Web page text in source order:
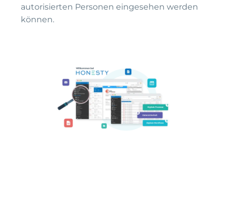
autorisierten Personen eingesehen werden
können.